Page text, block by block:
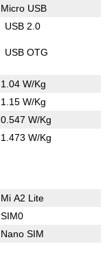
Micro USB
USB 2.0
USB OTG
1.04 W/Kg
1.15 W/Kg
0.547 W/Kg
1.473 W/Kg
Mi A2 Lite
SIM0
Nano SIM